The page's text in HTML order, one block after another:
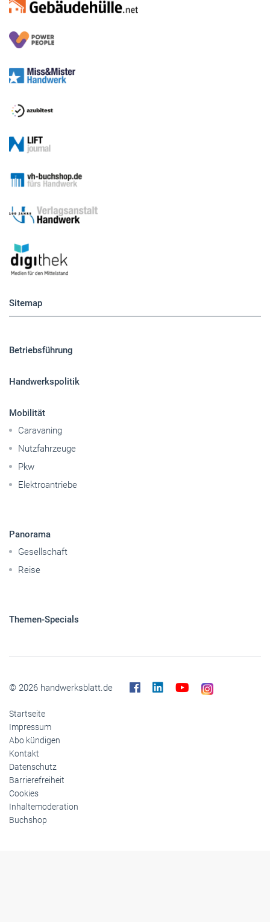
Sitemap
Betriebsführung
Handwerkspolitik
Mobilität
Caravaning
Nutzfahrzeuge
Pkw
Elektroantriebe
Panorama
Gesellschaft
Reise
Themen-Specials
© 2026 handwerksblatt.de
Startseite
Impressum
Abo kündigen
Kontakt
Datenschutz
Barrierefreiheit
Cookies
Inhaltemoderation
Buchshop